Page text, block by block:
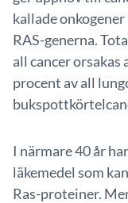
kallade
RAS-generna.
all cancer
procent av all
I närmare 40 år
läkemedel som
Ras-proteiner.